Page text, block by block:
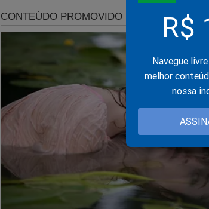
R$
Navegue
melhor
nossa
Em 2022 Lopes se elegeu com mais de 50 mil
que também reelegeu o governador Claudio
essa história:
Nesse ano a prefeitura do Rio celebrou o
receitas para o Rio de Janeiro. Dias atrás a
comércio) divulgou que a violência gera uma
carioca. Como mudar esse cenário?